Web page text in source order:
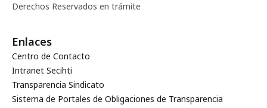
Derechos Reservados en trámite
Enlaces
Centro de Contacto
Intranet Secihti
Transparencia Sindicato
Sistema de Portales de Obligaciones de Transparencia